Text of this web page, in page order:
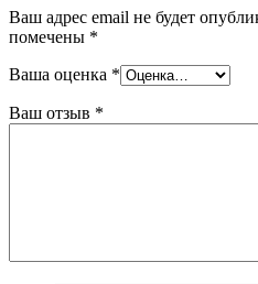
Ваш адрес email не будет
помечены *
Ваша оценка *
Ваш отзыв *